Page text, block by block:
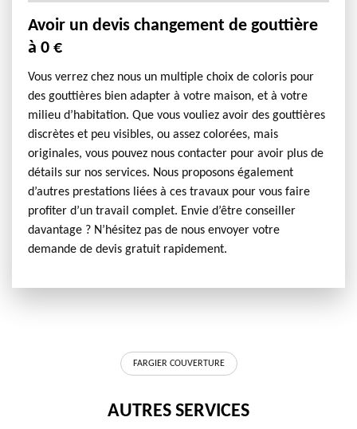
Avoir un devis changement de gouttière
à 0 €
Vous verrez chez nous un multiple choix de coloris pour
des gouttières bien adapter à votre maison, et à votre
milieu d’habitation. Que vous vouliez avoir des gouttières
discrètes et peu visibles, ou assez colorées, mais
originales, vous pouvez nous contacter pour avoir plus de
détails sur nos services. Nous proposons également
d’autres prestations liées à ces travaux pour vous faire
profiter d’un travail complet. Envie d’être conseiller
davantage ? N’hésitez pas de nous envoyer votre
demande de devis gratuit rapidement.
FARGIER COUVERTURE
AUTRES SERVICES